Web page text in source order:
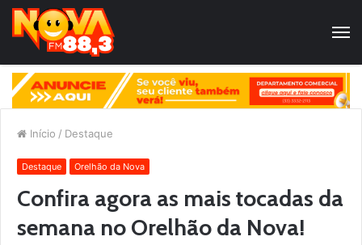
Início / Destaque
Destaque Orelhão da Nova
Confira agora as mais tocadas da
semana no Orelhão da Nova!